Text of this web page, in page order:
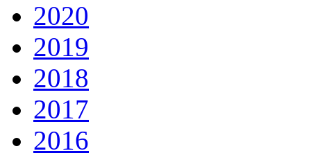
2020
2019
2018
2017
2016